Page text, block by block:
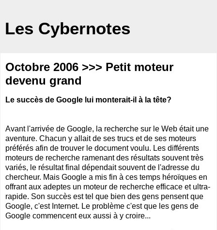
Les Cybernotes
Octobre 2006 >>> Petit moteur
devenu grand
Le succès de Google lui monterait-il à la tête?
Avant l'arrivée de Google, la recherche sur le Web était une
aventure. Chacun y allait de ses trucs et de ses moteurs
préférés afin de trouver le document voulu. Les différents
moteurs de recherche ramenant des résultats souvent très
variés, le résultat final dépendait souvent de l'adresse du
chercheur. Mais Google a mis fin à ces temps héroïques en
offrant aux adeptes un moteur de recherche efficace et ultra-
rapide. Son succès est tel que bien des gens pensent que
Google, c'est Internet. Le problème c'est que les gens de
Google commencent eux aussi à y croire...